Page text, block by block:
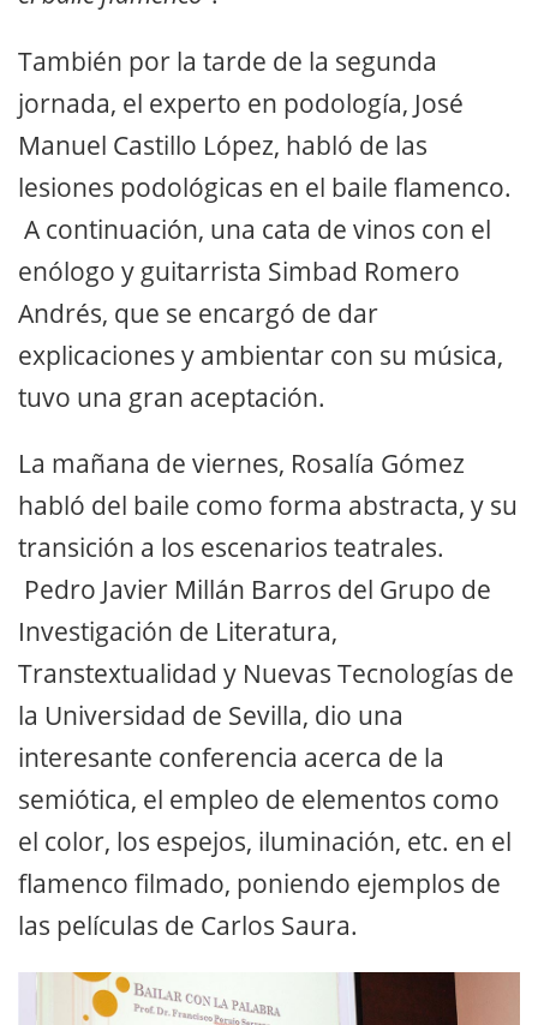
También por la tarde de la segunda
jornada, el experto en podología, José
Manuel Castillo López, habló de las
lesiones podológicas en el baile flamenco.
A continuación, una cata de vinos con el
enólogo y guitarrista Simbad Romero
Andrés, que se encargó de dar
explicaciones y ambientar con su música,
tuvo una gran aceptación.
La mañana de viernes, Rosalía Gómez
habló del baile como forma abstracta, y su
transición a los escenarios teatrales.
Pedro Javier Millán Barros del Grupo de
Investigación de Literatura,
Transtextualidad y Nuevas Tecnologías de
la Universidad de Sevilla, dio una
interesante conferencia acerca de la
semiótica, el empleo de elementos como
el color, los espejos, iluminación, etc. en el
flamenco filmado, poniendo ejemplos de
las películas de Carlos Saura.